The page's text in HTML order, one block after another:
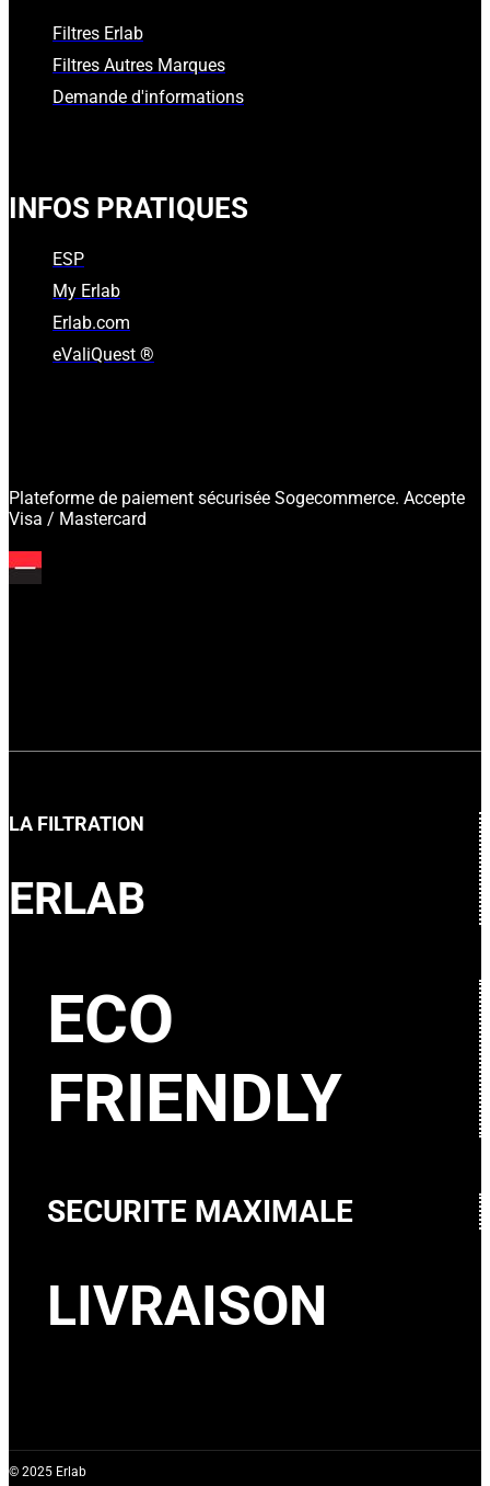
Filtres Erlab
Filtres Autres Marques
Demande d'informations
INFOS PRATIQUES
ESP
My Erlab
Erlab.com
eValiQuest ®
Plateforme de paiement sécurisée Sogecommerce. Accepte
Visa / Mastercard
LA FILTRATION
ERLAB
ECO
FRIENDLY
SECURITE MAXIMALE
LIVRAISON
© 2025 Erlab